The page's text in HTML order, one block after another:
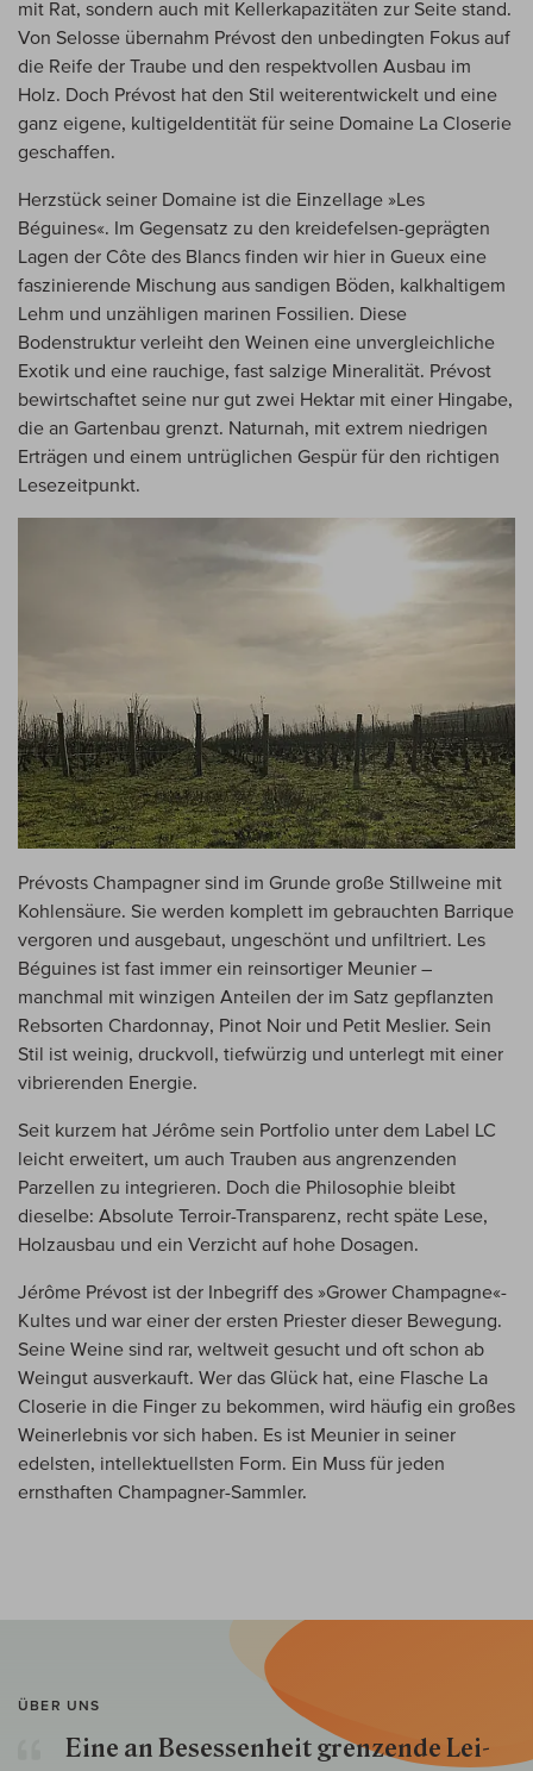
mit Rat, sondern auch mit Kellerkapazitäten zur Seite stand.
Von Selosse übernahm Prévost den unbedingten Fokus auf
die Reife der Traube und den respektvollen Ausbau im
Holz. Doch Prévost hat den Stil weiterentwickelt und eine
ganz eigene, kultigeIdentität für seine Domaine La Closerie
geschaffen.
Herzstück seiner Domaine ist die Einzellage »Les
Béguines«. Im Gegensatz zu den kreidefelsen-geprägten
Lagen der Côte des Blancs finden wir hier in Gueux eine
faszinierende Mischung aus sandigen Böden, kalkhaltigem
Lehm und unzähligen marinen Fossilien. Diese
Bodenstruktur verleiht den Weinen eine unvergleichliche
Exotik und eine rauchige, fast salzige Mineralität. Prévost
bewirtschaftet seine nur gut zwei Hektar mit einer Hingabe,
die an Gartenbau grenzt. Naturnah, mit extrem niedrigen
Erträgen und einem untrüglichen Gespür für den richtigen
Lesezeitpunkt.
Prévosts Champagner sind im Grunde große Stillweine mit
Kohlensäure. Sie werden komplett im gebrauchten Barrique
vergoren und ausgebaut, ungeschönt und unfiltriert. Les
Béguines ist fast immer ein reinsortiger Meunier –
manchmal mit winzigen Anteilen der im Satz gepflanzten
Rebsorten Chardonnay, Pinot Noir und Petit Meslier. Sein
Stil ist weinig, druckvoll, tiefwürzig und unterlegt mit einer
vibrierenden Energie.
Seit kurzem hat Jérôme sein Portfolio unter dem Label LC
leicht erweitert, um auch Trauben aus angrenzenden
Parzellen zu integrieren. Doch die Philosophie bleibt
dieselbe: Absolute Terroir-Transparenz, recht späte Lese,
Holzausbau und ein Verzicht auf hohe Dosagen.
Jérôme Prévost ist der Inbegriff des »Grower Champagne«-
Kultes und war einer der ersten Priester dieser Bewegung.
Seine Weine sind rar, weltweit gesucht und oft schon ab
Weingut ausverkauft. Wer das Glück hat, eine Flasche La
Closerie in die Finger zu bekommen, wird häufig ein großes
Weinerlebnis vor sich haben. Es ist Meunier in seiner
edelsten, intellektuellsten Form. Ein Muss für jeden
ernsthaften Champagner-Sammler.
ÜBER UNS
Eine an Besessenheit gren­zende Lei­